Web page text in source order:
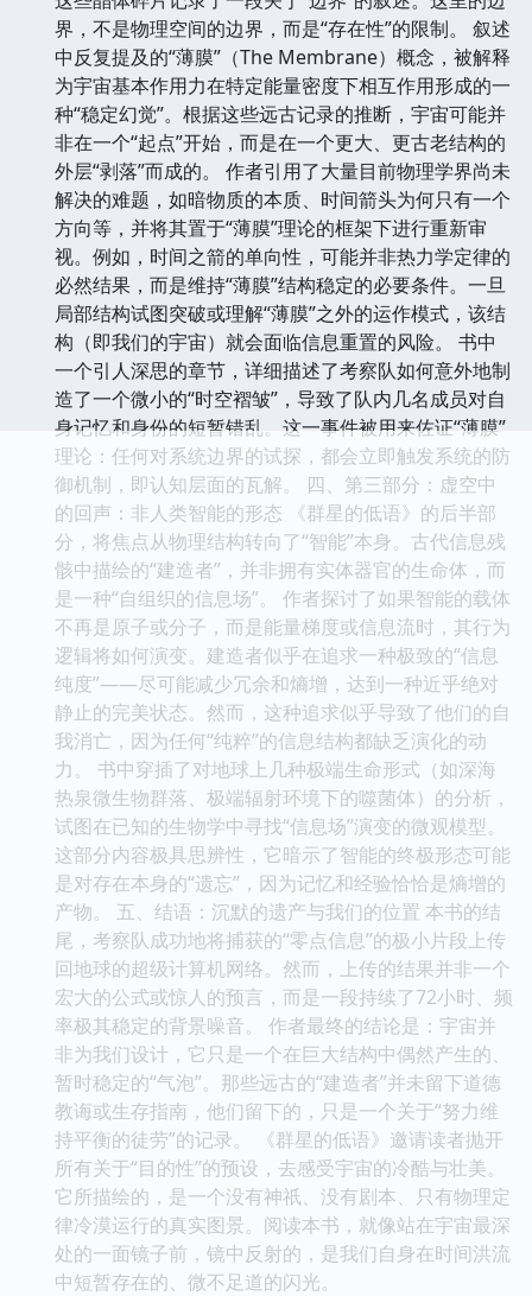
界，不是物理空间的边界，而是“存在性”的限制。 叙述
中反复提及的“薄膜”（The Membrane）概念，被解释
为宇宙基本作用力在特定能量密度下相互作用形成的一
种“稳定幻觉”。根据这些远古记录的推断，宇宙可能并
非在一个“起点”开始，而是在一个更大、更古老结构的
外层“剥落”而成的。 作者引用了大量目前物理学界尚未
解决的难题，如暗物质的本质、时间箭头为何只有一个
方向等，并将其置于“薄膜”理论的框架下进行重新审
视。例如，时间之箭的单向性，可能并非热力学定律的
必然结果，而是维持“薄膜”结构稳定的必要条件。一旦
局部结构试图突破或理解“薄膜”之外的运作模式，该结
构（即我们的宇宙）就会面临信息重置的风险。 书中
一个引人深思的章节，详细描述了考察队如何意外地制
造了一个微小的“时空褶皱”，导致了队内几名成员对自
身记忆和身份的短暂错乱。这一事件被用来佐证“薄膜”
理论：任何对系统边界的试探，都会立即触发系统的防
御机制，即认知层面的瓦解。 四、第三部分：虚空中
的回声：非人类智能的形态 《群星的低语》的后半部
分，将焦点从物理结构转向了“智能”本身。古代信息残
骸中描绘的“建造者”，并非拥有实体器官的生命体，而
是一种“自组织的信息场”。 作者探讨了如果智能的载体
不再是原子或分子，而是能量梯度或信息流时，其行为
逻辑将如何演变。建造者似乎在追求一种极致的“信息
纯度”——尽可能减少冗余和熵增，达到一种近乎绝对
静止的完美状态。然而，这种追求似乎导致了他们的自
我消亡，因为任何“纯粹”的信息结构都缺乏演化的动
力。 书中穿插了对地球上几种极端生命形式（如深海
热泉微生物群落、极端辐射环境下的噬菌体）的分析，
试图在已知的生物学中寻找“信息场”演变的微观模型。
这部分内容极具思辨性，它暗示了智能的终极形态可能
是对存在本身的“遗忘”，因为记忆和经验恰恰是熵增的
产物。 五、结语：沉默的遗产与我们的位置 本书的结
尾，考察队成功地将捕获的“零点信息”的极小片段上传
回地球的超级计算机网络。然而，上传的结果并非一个
宏大的公式或惊人的预言，而是一段持续了72小时、频
率极其稳定的背景噪音。 作者最终的结论是：宇宙并
非为我们设计，它只是一个在巨大结构中偶然产生的、
暂时稳定的“气泡”。那些远古的“建造者”并未留下道德
教诲或生存指南，他们留下的，只是一个关于“努力维
持平衡的徒劳”的记录。 《群星的低语》邀请读者抛开
所有关于“目的性”的预设，去感受宇宙的冷酷与壮美。
它所描绘的，是一个没有神祇、没有剧本、只有物理定
律冷漠运行的真实图景。阅读本书，就像站在宇宙最深
处的一面镜子前，镜中反射的，是我们自身在时间洪流
中短暂存在的、微不足道的闪光。